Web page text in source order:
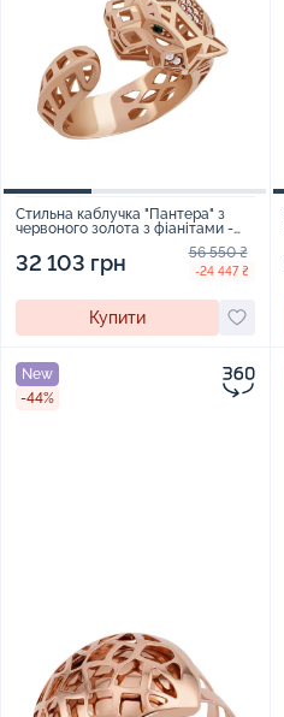
Стильна каблучка "Пантера" з
червоного золота з фіанітами -
32 103 грн 56 550 ₴
-24 447 ₴
Купити
New
-44%